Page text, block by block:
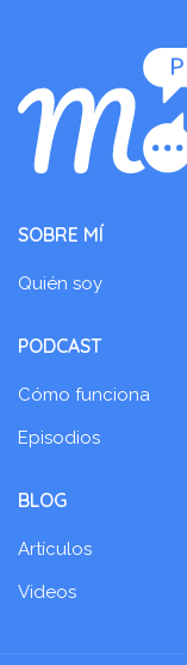
SOBRE MÍ
Quién soy
PODCAST
Cómo funciona
Episodios
BLOG
Artículos
Videos